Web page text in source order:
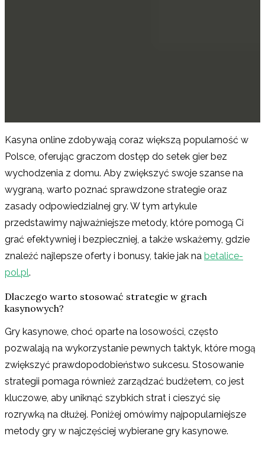
Kasyna online zdobywają coraz większą popularność w
Polsce, oferując graczom dostęp do setek gier bez
wychodzenia z domu. Aby zwiększyć swoje szanse na
wygraną, warto poznać sprawdzone strategie oraz
zasady odpowiedzialnej gry. W tym artykule
przedstawimy najważniejsze metody, które pomogą Ci
grać efektywniej i bezpieczniej, a także wskażemy, gdzie
znaleźć najlepsze oferty i bonusy, takie jak na betalice-
pol.pl.
Dlaczego warto stosować strategie w grach
kasynowych?
Gry kasynowe, choć oparte na losowości, często
pozwalają na wykorzystanie pewnych taktyk, które mogą
zwiększyć prawdopodobieństwo sukcesu. Stosowanie
strategii pomaga również zarządzać budżetem, co jest
kluczowe, aby uniknąć szybkich strat i cieszyć się
rozrywką na dłużej. Poniżej omówimy najpopularniejsze
metody gry w najczęściej wybierane gry kasynowe.